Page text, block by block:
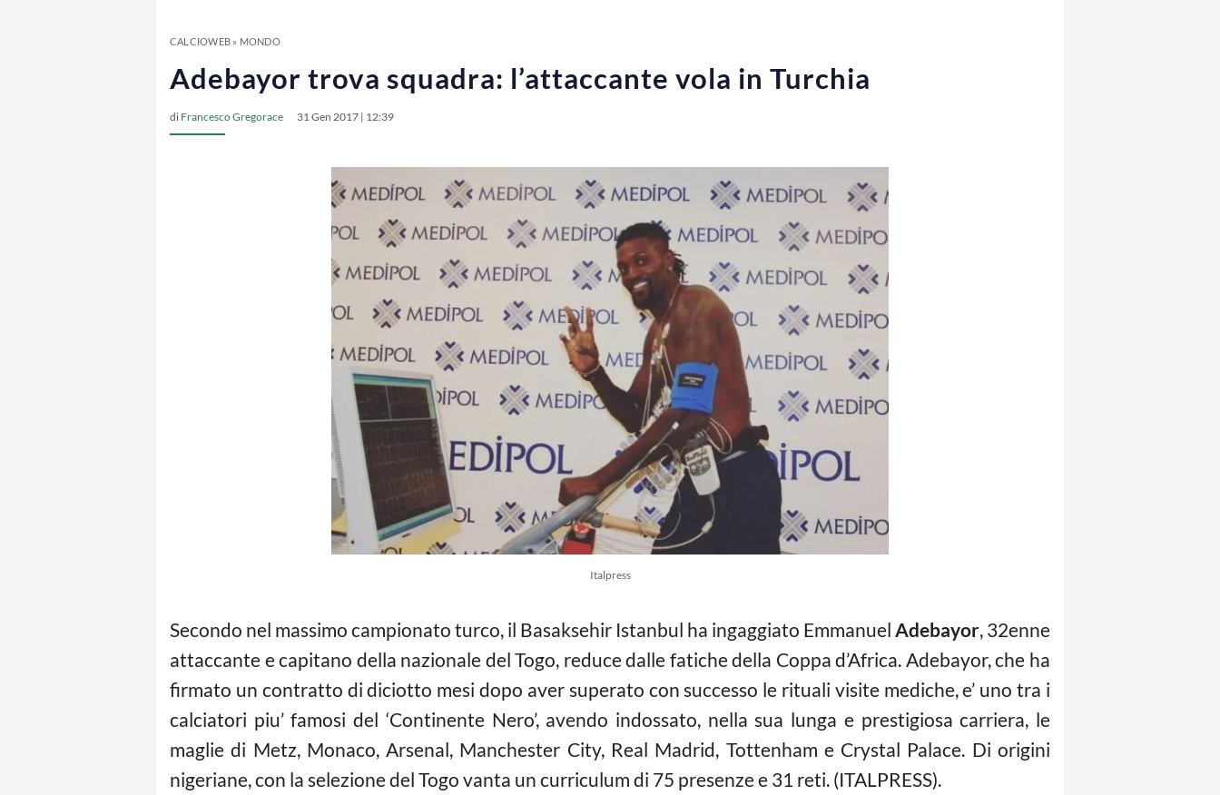
CALCIOWEB» MONDO
Adebayor trova squadra: l’attaccante vola in Turchia
di Francesco Gregorace 31 Gen 2017 | 12:39
Italpress
Secondo nel massimo campionato turco, il Basaksehir Istanbul ha ingaggiato Emmanuel Adebayor, 32enne
attaccante e capitano della nazionale del Togo, reduce dalle fatiche della Coppa d’Africa. Adebayor, che ha
firmato un contratto di diciotto mesi dopo aver superato con successo le rituali visite mediche, e’ uno tra i
calciatori piu’ famosi del ‘Continente Nero’, avendo indossato, nella sua lunga e prestigiosa carriera, le
maglie di Metz, Monaco, Arsenal, Manchester City, Real Madrid, Tottenham e Crystal Palace. Di origini
nigeriane, con la selezione del Togo vanta un curriculum di 75 presenze e 31 reti. (ITALPRESS).